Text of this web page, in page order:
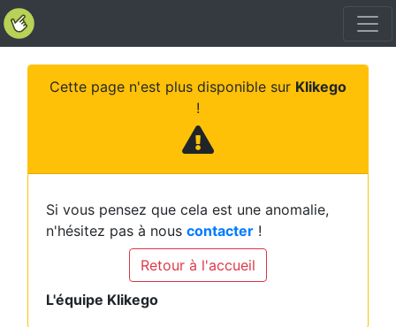
Cette page n'est plus disponible sur Klikego
!
Si vous pensez que cela est une anomalie,
n'hésitez pas à nous contacter !
Retour à l'accueil
L'équipe Klikego